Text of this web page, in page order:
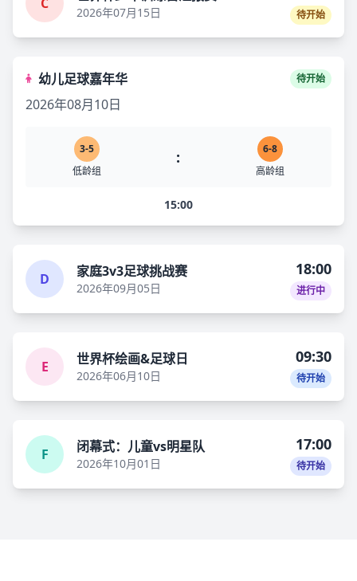
2026年07月15日 待开始
幼儿足球嘉年华 待开始
2026年08月10日
3-5
低龄组
:
6-8
高龄组
15:00
D 家庭3v3足球挑战赛
2026年09月05日
18:00
进行中
E 世界杯绘画&足球日
2026年06月10日
09:30
待开始
F 闭幕式：儿童vs明星队
2026年10月01日
17:00
待开始